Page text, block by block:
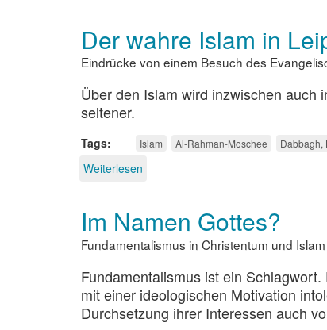
Überzeugung
Der wahre Islam in
Eindrücke von einem Besuch des
Über den Islam wird inzwischen auch
seltener.
Tags Islam Al-Rahman-Moschee Dabbagh,
Weiterlesen
in
Leipzig
Im Namen Gottes?
Fundamentalismus in Christentum und
Fundamentalismus ist ein
mit einer ideologischen Motivation
Durchsetzung ihrer Interessen auch